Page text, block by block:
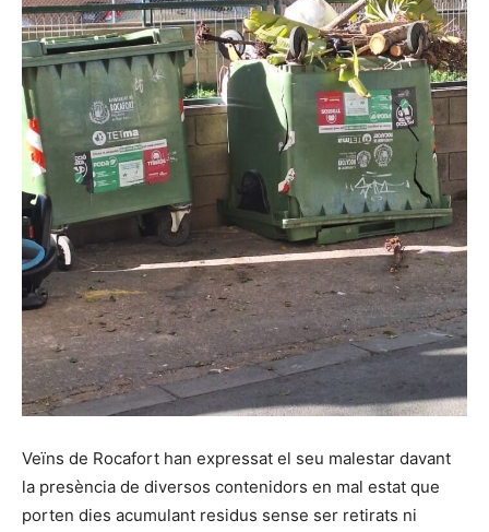
Veïns de Rocafort han expressat el seu malestar davant
la presència de diversos contenidors en mal estat que
porten dies acumulant residus sense ser retirats ni